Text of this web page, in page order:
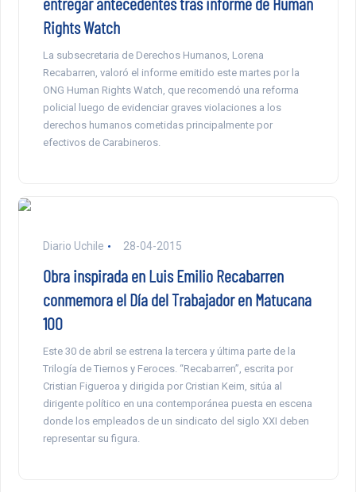
Rights Watch
La subsecretaria de Derechos Humanos, Lorena
Recabarren, valoró el informe emitido este martes por la
ONG Human Rights Watch, que recomendó una reforma
policial luego de evidenciar graves violaciones a los
derechos humanos cometidas principalmente por
efectivos de Carabineros.
Diario Uchile 28-04-2015
Obra inspirada en Luis Emilio Recabarren
conmemora el Día del Trabajador en Matucana
100
Este 30 de abril se estrena la tercera y última parte de la
Trilogía de Tiernos y Feroces. “Recabarren”, escrita por
Cristian Figueroa y dirigida por Cristian Keim, sitúa al
dirigente político en una contemporánea puesta en escena
donde los empleados de un sindicato del siglo XXI deben
representar su figura.